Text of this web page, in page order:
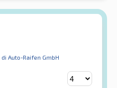
di Auto-Raifen GmbH